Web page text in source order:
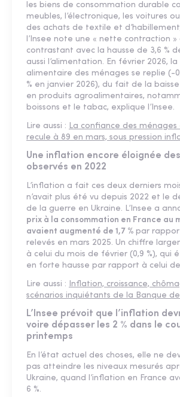
les biens de consommation durable
meubles, l’électronique, les voitures
des achats de textile et
l’Insee note une « nette contraction »
contrastant avec la hausse de 3,6 %
aussi l’alimentation. En février 2026,
alimentaire des ménages se replie (-
% en janvier 2026), du fait de la
en produits agroalimentaires,
boissons et le tabac, explique l’Insee.
Lire aussi : La confiance des ménages
recule à 89 en mars, sous pression
Une inflation encore éloignée
observés en 2022
L’inflation a fait ces deux derniers
n’avait plus été vu depuis 2022 et le
de la guerre en Ukraine. L’Insee a
prix à la consommation en France au
avaient augmenté de 1,7 % par
relevés en mars 2025. Un chiffre
à celui du mois de février (0,9 %), qui
en forte hausse par rapport à celui de
Lire aussi : Inflation, croissance,
scénarios inquiétants de la Banque
L’Insee prévoit que l’inflation
voire dépasser les 2 % dans le
printemps
En l’état actuel des choses, elle ne
pas atteindre les niveaux mesurés
Ukraine, quand l’inflation en France
6 %.